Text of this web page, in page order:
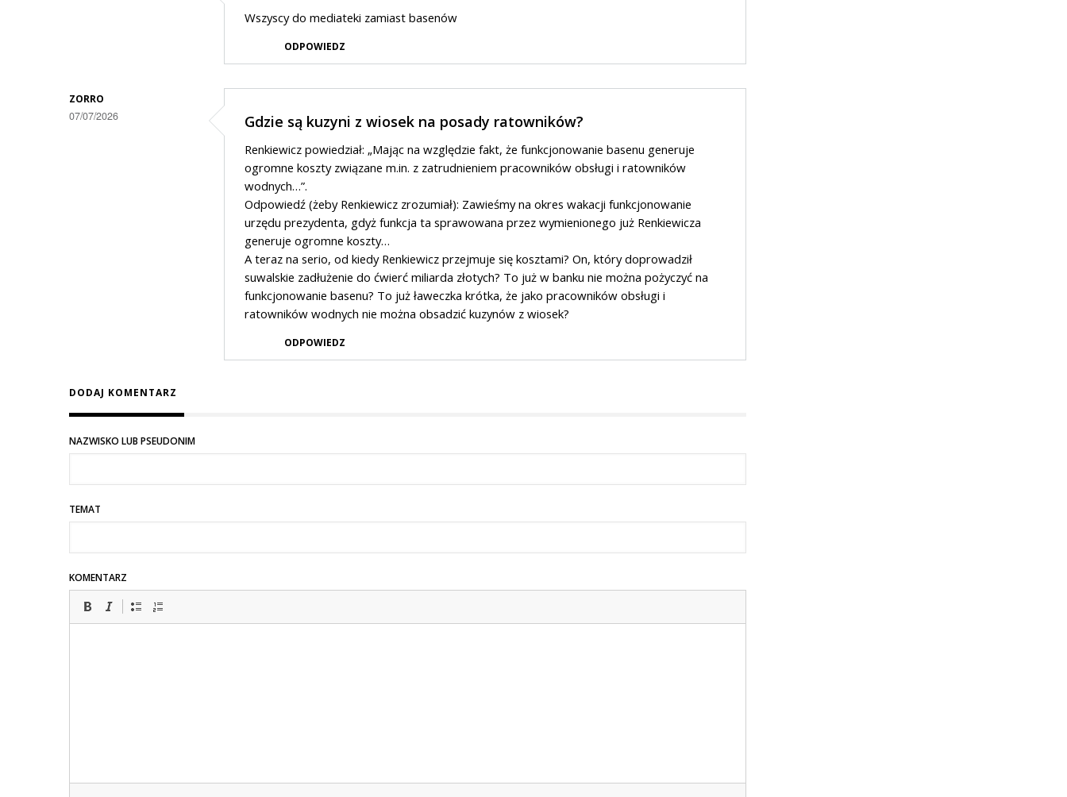
Wszyscy do mediateki zamiast basenów
ODPOWIEDZ
ZORRO
07/07/2026 Gdzie są kuzyni z wiosek na posady ratowników?
Renkiewicz powiedział: „Mając na względzie fakt, że funkcjonowanie basenu generuje
ogromne koszty związane m.in. z zatrudnieniem pracowników obsługi i ratowników
wodnych…”.
Odpowiedź (żeby Renkiewicz zrozumiał): Zawieśmy na okres wakacji funkcjonowanie
urzędu prezydenta, gdyż funkcja ta sprawowana przez wymienionego już Renkiewicza
generuje ogromne koszty…
A teraz na serio, od kiedy Renkiewicz przejmuje się kosztami? On, który doprowadził
suwalskie zadłużenie do ćwierć miliarda złotych? To już w banku nie można pożyczyć na
funkcjonowanie basenu? To już ławeczka krótka, że jako pracowników obsługi i
ratowników wodnych nie można obsadzić kuzynów z wiosek?
ODPOWIEDZ
DODAJ KOMENTARZ
NAZWISKO LUB PSEUDONIM
TEMAT
KOMENTARZ